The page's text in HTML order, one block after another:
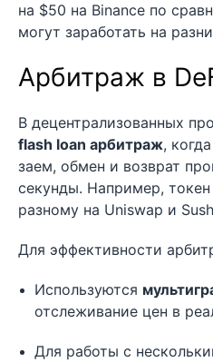
на $50 на Binance по
могут заработать на
Арбитраж в
В децентрализованных
flash loan арбитраж,
заем, обмен и возврат
секунды. Например,
разному на Uniswap и
Для эффективности
Используются
отслеживание цен в
Для работы с